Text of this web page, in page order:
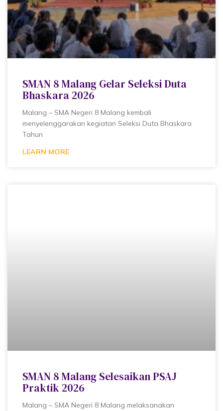
SMAN 8 Malang Gelar Seleksi Duta
Bhaskara 2026
Malang – SMA Negeri 8 Malang kembali
menyelenggarakan kegiatan Seleksi Duta Bhaskara
Tahun
LEARN MORE
SMAN 8 Malang Selesaikan PSAJ
Praktik 2026
Malang – SMA Negeri 8 Malang melaksanakan